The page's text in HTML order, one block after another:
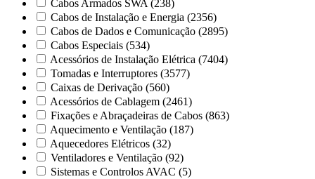
Cabos Armados SWA (238)
Cabos de Instalação e Energia (2356)
Cabos de Dados e Comunicação (2895)
Cabos Especiais (534)
Acessórios de Instalação Elétrica (7404)
Tomadas e Interruptores (3577)
Caixas de Derivação (560)
Acessórios de Cablagem (2461)
Fixações e Abraçadeiras de Cabos (863)
Aquecimento e Ventilação (187)
Aquecedores Elétricos (32)
Ventiladores e Ventilação (92)
Sistemas e Controlos AVAC (5)